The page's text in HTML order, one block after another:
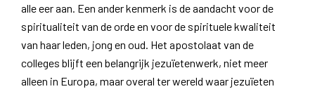
alle eer aan. Een ander kenmerk is de aandacht voor de
spiritualiteit van de orde en voor de spirituele kwaliteit
van haar leden, jong en oud. Het apostolaat van de
colleges blijft een belangrijk jezuïetenwerk, niet meer
alleen in Europa, maar overal ter wereld waar jezuïeten